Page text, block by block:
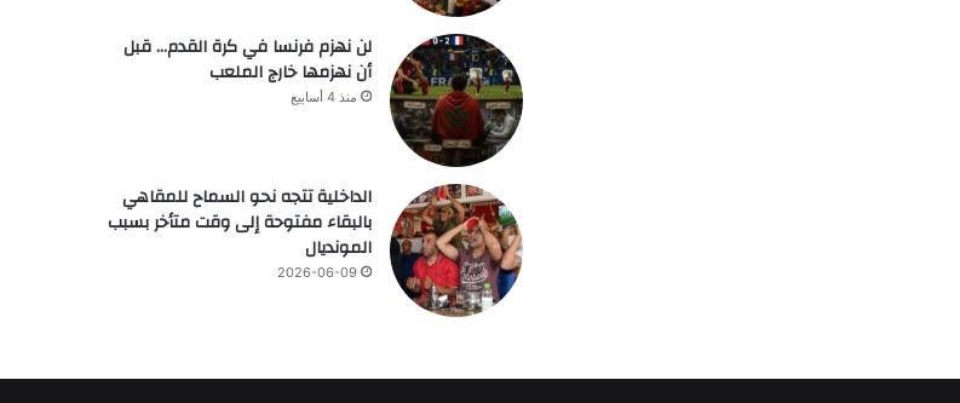
لن نهزم فرنسا في كرة القدم… قبل
أن نهزمها خارج الملعب
منذ 4 أسابيع
الداخلية تتجه نحو السماح للمقاهي
بالبقاء مفتوحة إلى وقت متأخر بسبب
المونديال
2026-06-09